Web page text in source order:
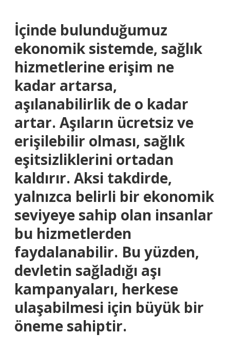
İçinde bulunduğumuz
ekonomik sistemde, sağlık
hizmetlerine erişim ne
kadar artarsa,
aşılanabilirlik de o kadar
artar. Aşıların ücretsiz ve
erişilebilir olması, sağlık
eşitsizliklerini ortadan
kaldırır. Aksi takdirde,
yalnızca belirli bir ekonomik
seviyeye sahip olan insanlar
bu hizmetlerden
faydalanabilir. Bu yüzden,
devletin sağladığı aşı
kampanyaları, herkese
ulaşabilmesi için büyük bir
öneme sahiptir.